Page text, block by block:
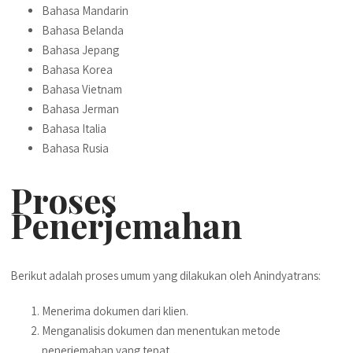
Bahasa Mandarin
Bahasa Belanda
Bahasa Jepang
Bahasa Korea
Bahasa Vietnam
Bahasa Jerman
Bahasa Italia
Bahasa Rusia
Proses
Penerjemahan
Berikut adalah proses umum yang dilakukan oleh Anindyatrans:
Menerima dokumen dari klien.
Menganalisis dokumen dan menentukan metode